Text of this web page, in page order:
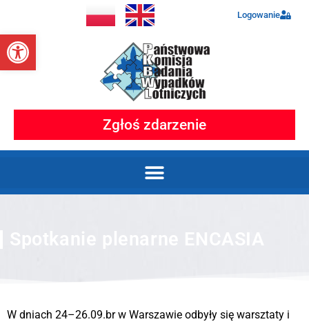
Otwórz pasek narzędzi
Logowanie
Zgłoś zdarzenie
Spotkanie plenarne ENCASIA
W dniach 24–26.09.br w Warszawie odbyły się warsztaty i